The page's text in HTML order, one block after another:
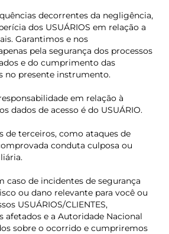
decorrentes da negligência,
dos USUÁRIOS em relação a
Garantimos e nos
pela segurança dos processos
e do cumprimento das
no presente instrumento.
em relação à
dados de acesso é do USUÁRIO.
de terceiros, como ataques de
conduta culposa ou
caso de incidentes de segurança
ou dano relevante para você ou
USUÁRIOS/CLIENTES,
afetados e a Autoridade Nacional
sobre o ocorrido e cumpriremos